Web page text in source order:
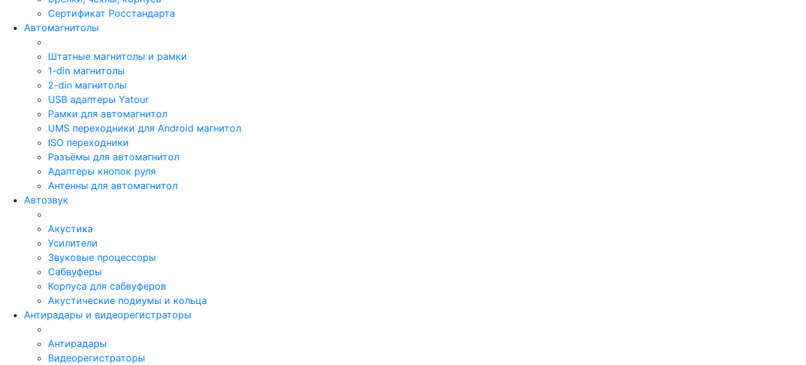
Сертификат Росстандарта
Автомагнитолы
Штатные магнитолы и рамки
1-din магнитолы
2-din магнитолы
USB адаптеры Yatour
Рамки для автомагнитол
UMS переходники для Android магнитол
ISO переходники
Разъёмы для автомагнитол
Адаптеры кнопок руля
Антенны для автомагнитол
Автозвук
Акустика
Усилители
Звуковые процессоры
Сабвуферы
Корпуса для сабвуферов
Акустические подиумы и кольца
Антирадары и видеорегистраторы
Антирадары
Видеорегистраторы